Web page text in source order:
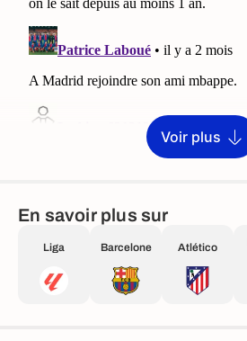
Voir plus
En savoir plus sur
Liga Barcelone Atlético